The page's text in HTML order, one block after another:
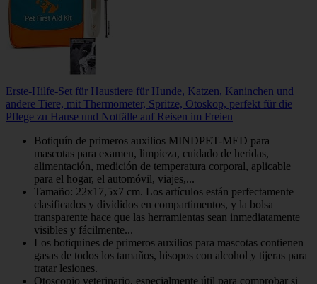
Erste-Hilfe-Set für Haustiere für Hunde, Katzen, Kaninchen und
andere Tiere, mit Thermometer, Spritze, Otoskop, perfekt für die
Pflege zu Hause und Notfälle auf Reisen im Freien
Botiquín de primeros auxilios MINDPET-MED para
mascotas para examen, limpieza, cuidado de heridas,
alimentación, medición de temperatura corporal, aplicable
para el hogar, el automóvil, viajes,...
Tamaño: 22x17,5x7 cm. Los artículos están perfectamente
clasificados y divididos en compartimentos, y la bolsa
transparente hace que las herramientas sean inmediatamente
visibles y fácilmente...
Los botiquines de primeros auxilios para mascotas contienen
gasas de todos los tamaños, hisopos con alcohol y tijeras para
tratar lesiones.
Otoscopio veterinario, especialmente útil para comprobar si